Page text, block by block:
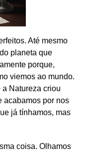
Até mesmo
planeta que
porque,
viemos ao mundo.
Natureza criou
acabamos por nos
já tínhamos, mas
coisa. Olhamos